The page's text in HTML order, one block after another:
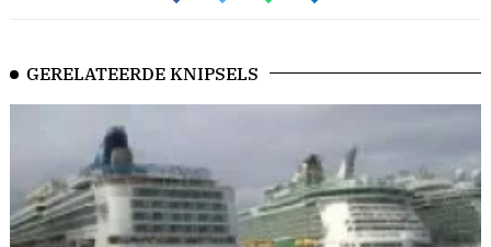
GERELATEERDE KNIPSELS